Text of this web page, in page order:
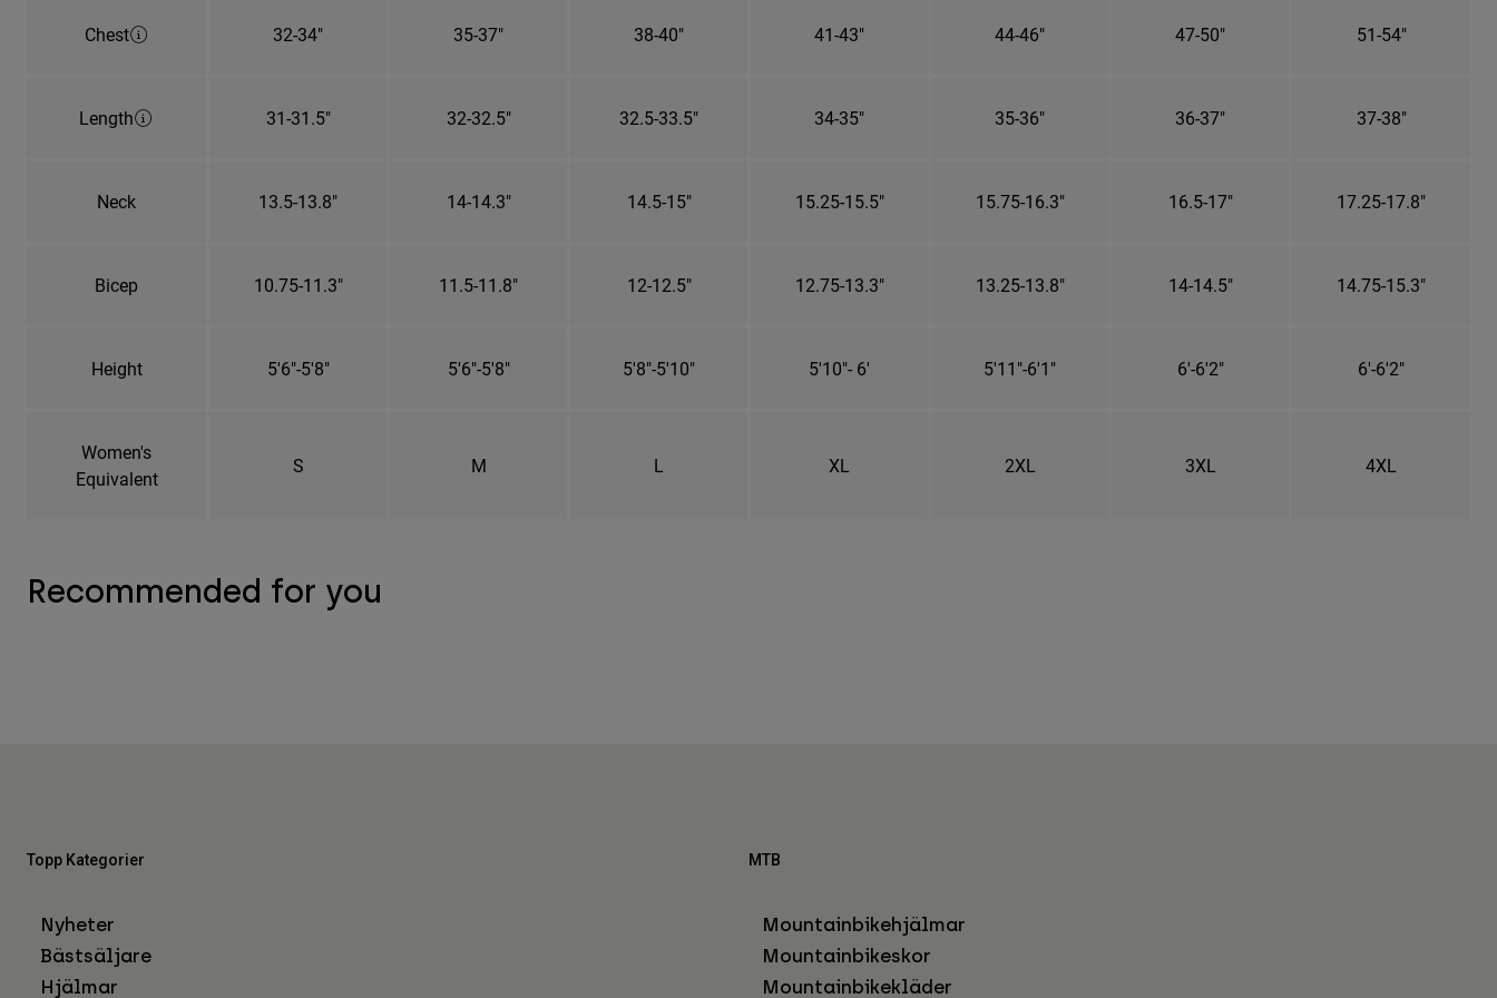
Chest 32-34" 35-37" 38-40" 41-43" 44-46" 47-50" 51-54"
Length 31-31.5" 32-32.5" 32.5-33.5" 34-35" 35-36" 36-37" 37-38"
Neck 13.5-13.8" 14-14.3" 14.5-15" 15.25-15.5" 15.75-16.3" 16.5-17" 17.25-17.8"
Bicep 10.75-11.3" 11.5-11.8" 12-12.5" 12.75-13.3" 13.25-13.8" 14-14.5" 14.75-15.3"
Height 5'6"-5'8" 5'6"-5'8" 5'8"-5'10" 5'10"- 6' 5'11"-6'1" 6'-6'2" 6'-6'2"
Women's
Equivalent
S M L XL 2XL 3XL 4XL
Recommended for you
Topp Kategorier
Nyheter
Bästsäljare
Hjälmar
MTB
Mountainbikehjälmar
Mountainbikeskor
Mountainbikekläder